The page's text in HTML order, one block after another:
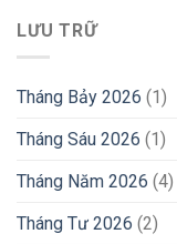
LƯU TRỮ
Tháng Bảy 2026 (1)
Tháng Sáu 2026 (1)
Tháng Năm 2026 (4)
Tháng Tư 2026 (2)